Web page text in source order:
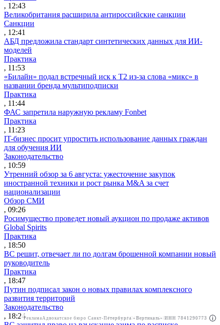
Реклама АО"Право.ру" ИНН: 7708095468
, 12:43
Великобритания расширила антироссийские санкции
Санкции
, 12:41
АБД предложила стандарт синтетических данных для ИИ-
моделей
Практика
, 11:53
«Билайн» подал встречный иск к Т2 из-за слова «микс» в
названии бренда мультиподписки
Практика
, 11:44
ФАС запретила наружную рекламу Fonbet
Практика
, 11:23
IT-бизнес просит упростить использование данных граждан
для обучения ИИ
Законодательство
, 10:59
Утренний обзор за 6 августа: ужесточение закупок
иностранной техники и рост рынка M&A за счет
национализации
Обзор СМИ
, 09:26
Росимущество проведет новый аукцион по продаже активов
Global Spirits
Практика
, 18:50
ВС решит, отвечает ли по долгам брошенной компании новый
руководитель
Практика
, 18:47
Путин подписал закон о новых правилах комплексного
развития территорий
Законодательство
, 18:24Реклама Адвокатское бюро Санкт-Петербурга «Вертикаль» ИНН 7841290773